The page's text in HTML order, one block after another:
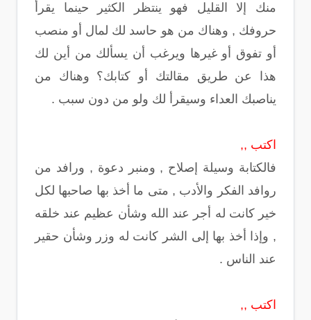
منك إلا القليل فهو ينتظر الكثير حينما يقرأ
حروفك , وهناك من هو حاسد لك لمال أو منصب
أو تفوق أو غيرها ويرغب أن يسألك من أين لك
هذا عن طريق مقالتك أو كتابك؟ وهناك من
يناصبك العداء وسيقرأ لك ولو من دون سبب .
اكتب ,,
فالكتابة وسيلة إصلاح , ومنبر دعوة , ورافد من
روافد الفكر والأدب , متى ما أخذ بها صاحبها لكل
خير كانت له أجر عند الله وشأن عظيم عند خلقه
, وإذا أخذ بها إلى الشر كانت له وزر وشأن حقير
عند الناس .
اكتب ,,